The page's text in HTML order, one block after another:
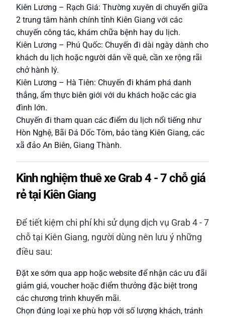
Kiên Lương – Rạch Giá: Thường xuyên di chuyển giữa
2 trung tâm hành chính tỉnh Kiên Giang với các
chuyến công tác, khám chữa bệnh hay du lịch.
Kiên Lương – Phú Quốc: Chuyến đi dài ngày dành cho
khách du lịch hoặc người dân về quê, cần xe rộng rãi
chở hành lý.
Kiên Lương – Hà Tiên: Chuyến đi khám phá danh
thắng, ẩm thực biên giới với du khách hoặc các gia
đình lớn.
Chuyến đi tham quan các điểm du lịch nổi tiếng như
Hòn Nghệ, Bãi Đá Dốc Tôm, bảo tàng Kiên Giang, các
xã đảo An Biên, Giang Thành.
Kinh nghiệm thuê xe Grab 4 - 7 chỗ giá
rẻ tại Kiên Giang
Để tiết kiệm chi phí khi sử dụng dịch vụ Grab 4 - 7
chỗ tại Kiên Giang, người dùng nên lưu ý những
điều sau:
Đặt xe sớm qua app hoặc website để nhận các ưu đãi
giảm giá, voucher hoặc điểm thưởng đặc biệt trong
các chương trình khuyến mãi.
Chọn đúng loại xe phù hợp với số lượng khách, tránh